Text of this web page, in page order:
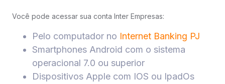
Você pode acessar sua conta Inter Empresas:
Pelo computador no Internet Banking PJ
Smartphones Android com o sistema
operacional 7.0 ou superior
Dispositivos Apple com IOS ou IpadOs